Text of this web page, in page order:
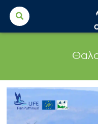
Search
for: